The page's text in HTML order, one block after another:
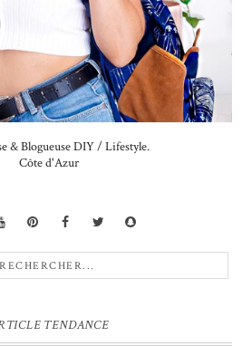
& Blogueuse DIY / Lifestyle.
Côte d'Azur
TENDANCE